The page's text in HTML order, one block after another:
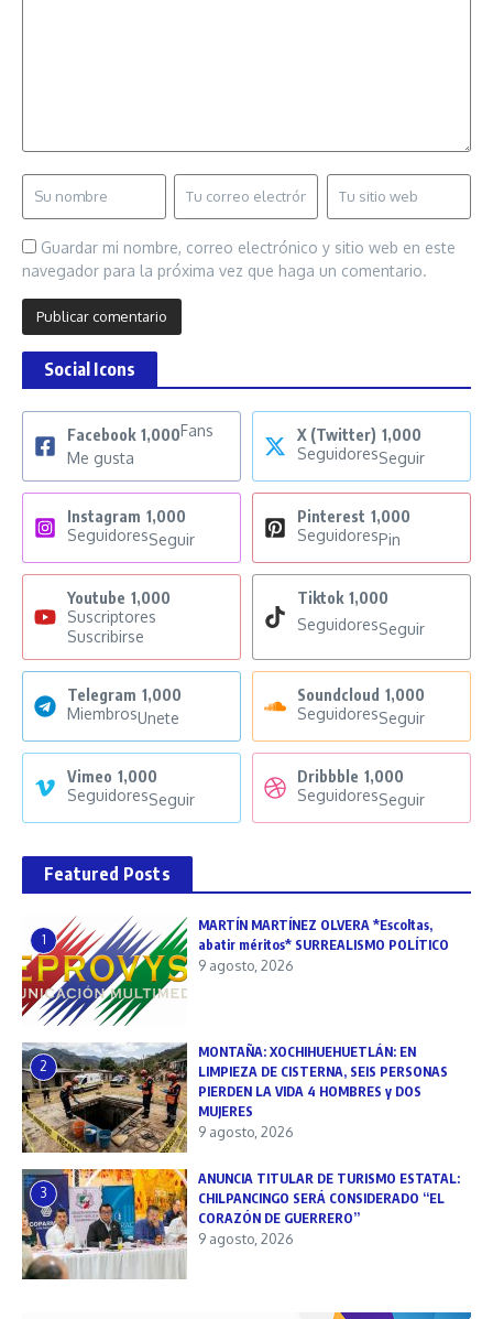
Guardar mi nombre, correo electrónico y sitio web en este
navegador para la próxima vez que haga un comentario.
Social Icons
Facebook 1,000Fans
Me gusta
X (Twitter) 1,000
SeguidoresSeguir
Instagram 1,000
SeguidoresSeguir
Pinterest 1,000
SeguidoresPin
Youtube 1,000
Suscriptores
Suscribirse
Tiktok 1,000
SeguidoresSeguir
Telegram 1,000
MiembrosUnete
Soundcloud 1,000
SeguidoresSeguir
Vimeo 1,000
SeguidoresSeguir
Dribbble 1,000
SeguidoresSeguir
Featured Posts
1
MARTÍN MARTÍNEZ OLVERA *Escoltas,
abatir méritos* SURREALISMO POLÍTICO
9 agosto, 2026
2
MONTAÑA: XOCHIHUEHUETLÁN: EN
LIMPIEZA DE CISTERNA, SEIS PERSONAS
PIERDEN LA VIDA 4 HOMBRES y DOS
MUJERES
9 agosto, 2026
3
ANUNCIA TITULAR DE TURISMO ESTATAL:
CHILPANCINGO SERÁ CONSIDERADO “EL
CORAZÓN DE GUERRERO”
9 agosto, 2026